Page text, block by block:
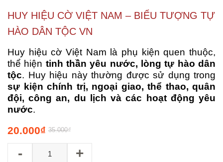
HUY HIỆU CỜ VIỆT NAM – BIỂU TƯỢNG TỰ
HÀO DÂN TỘC VN
Huy hiệu cờ Việt Nam là phụ kiện quen thuộc,
thể hiện tinh thần yêu nước, lòng tự hào dân
tộc. Huy hiệu này thường được sử dụng trong
sự kiện chính trị, ngoại giao, thể thao, quân
đội, công an, du lịch và các hoạt động yêu
nước.
₫
35.000
₫
20.000
- +